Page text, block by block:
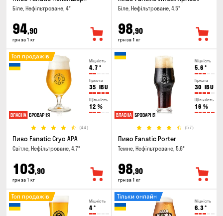
Біле, Нефільтроване, 4°
94,90
грн за 1 кг
Біле, Нефільтроване, 4.5°
98,90
грн за 1 кг
Міцність
4.7 °
Гіркота
35 IBU
Щільність
12 %
(44)
Топ продажів
Пиво Fanatic Cryo APA
Світле, Нефільтроване, 4.7°
103,90
грн за 1 кг
Міцність
5.6 °
Гіркота
30 IBU
Щільність
16 %
(57)
Пиво Fanatic Porter
Темне, Нефільтроване, 5.6°
98,90
грн за 1 кг
Міцність
4°
Топ продажів
Міцність
6.3°
Тільки онлайн